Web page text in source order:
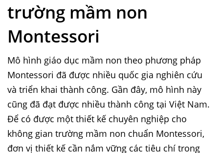
trường mầm non
Montessori
Mô hình giáo dục mầm non theo phương pháp
Montessori đã được nhiều quốc gia nghiên cứu
và triển khai thành công. Gần đây, mô hình này
cũng đã đạt được nhiều thành công tại Việt Nam.
Để có được một thiết kế chuyên nghiệp cho
không gian trường mầm non chuẩn Montessori,
đơn vị thiết kế cần nắm vững các tiêu chí trong